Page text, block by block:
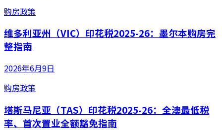
购房政策
维多利亚州（VIC）印花税2025-26：墨尔本购房完
整指南
2026年6月9日
购房政策
塔斯马尼亚（TAS）印花税2025-26：全澳最低税
率、首次置业全额豁免指南